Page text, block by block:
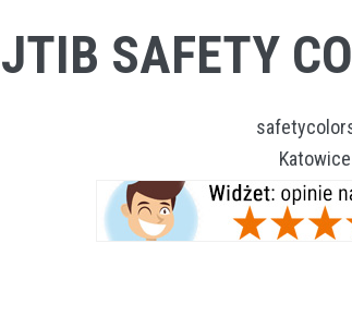
SAFETY
Katowice